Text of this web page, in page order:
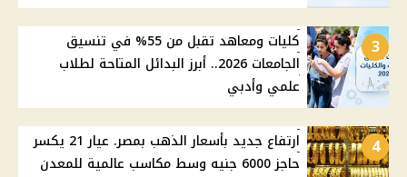
3
كليات ومعاهد تقبل من 55% في تنسيق
الجامعات 2026.. أبرز البدائل المتاحة لطلاب
علمي وأدبي
4
ارتفاع جديد بأسعار الذهب بمصر. عيار 21 يكسر
حاجز 6000 جنيه وسط مكاسب عالمية للمعدن